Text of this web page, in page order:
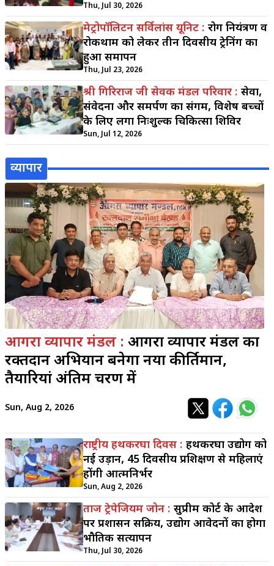
Thu, Jul 30, 2026
मेट्रोपॉलिटन सर्विलांस यूनिट : रोग नियंत्रण व
रोकथाम को लेकर तीन दिवसीय ट्रेनिंग का
हुआ समापन
Thu, Jul 23, 2026
श्री गिरिराज जी सेवक मंडल परिवार : सेवा,
संवेदना और समर्पण का संगम, विशेष बच्चों
के लिए लगा निःशुल्क चिकित्सा शिविर
Sun, Jul 12, 2026
व्यापार
आगरा व्यापार मंडल : आगरा व्यापार मंडल का
रक्तदान अभियान बनेगा नया कीर्तिमान,
तैयारियां अंतिम चरण में
Sun, Aug 2, 2026
राष्ट्रीय हथकरघा दिवस : हथकरघा उद्योग को
नई उड़ान, 45 दिवसीय प्रशिक्षण से महिलाएं
होंगी आत्मनिर्भर
Sun, Aug 2, 2026
ताज ट्रेपेजियम जोन : सुप्रीम कोर्ट के आदेश
पर प्रशासन सक्रिय, उद्योग आवेदनों का होगा
भौतिक सत्यापन
Thu, Jul 30, 2026